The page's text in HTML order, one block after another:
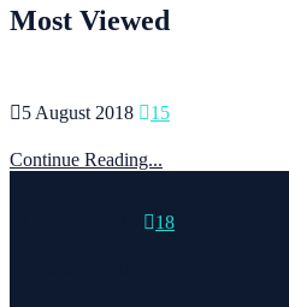
Most Viewed
5 August 2018 15
Continue Reading...
18